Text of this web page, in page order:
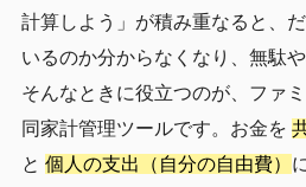
計算しよう」が積み重なると、
いるのか分からなくなり、無駄
そんなときに役立つのが、ファ
同家計管理ツールです。お金を
と 個人の支出（自分の自由費）